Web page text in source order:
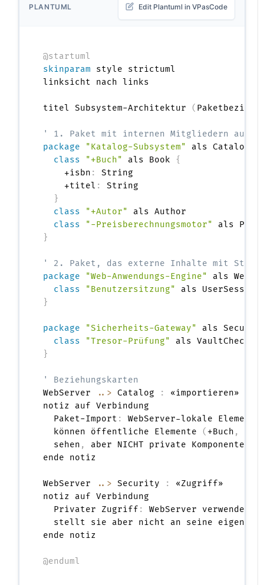
PLANTUML Edit Plantuml in VPasCode
@startuml
skinparam style strictuml
linksicht nach links
titel Subsystem-Architektur (
' 1. Paket mit internen Mitgliedern
package
"Katalog-Subsystem"
als Catalog
class
"+Buch" als Book {
    +isbn
:
String
    +titel
:
String
}
class
"+Autor"
als Author
class
"-Preisberechnungsmotor"
}
' 2. Paket, das externe Inhalte mit
package
"Web-Anwendungs-Engine"
als
class
"Benutzersitzung"
}
package "Sicherheits-Gateway"
als
class
"Tresor-Prüfung"
}
' Beziehungskarten
WebServer
..> Catalog :
«importieren»
notiz auf Verbindung
  Paket-Import
:
WebServer-lokale
  können öffentliche Elemente
( +Buch ,
  sehen
, aber NICHT private Komponenten
ende notiz
WebServer ..> Security :
«Zugriff»
notiz auf Verbindung
  Privater Zugriff
:
WebServer verwendet
stellt sie aber nicht an seine eigenen
ende notiz
@enduml